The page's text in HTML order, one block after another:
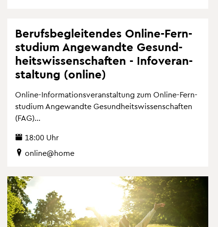
Be­rufs­be­glei­ten­des On­line-Fern­
stu­di­um An­ge­wand­te Ge­sund­
heits­wis­sen­schaf­ten - In­fo­ver­an­
stal­tung (on­line)
On­line-In­for­ma­ti­ons­ver­an­stal­tung zum On­line-Fern­
stu­di­um An­ge­wand­te Ge­sund­heits­wis­sen­schaf­ten
(FAG)...
18:00 Uhr
on­line@home